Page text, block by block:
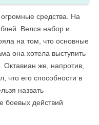
средства. На
Велся набор и
на том, что основные
она хотела выступить
же, напротив,
что его способности в
назвать
действий